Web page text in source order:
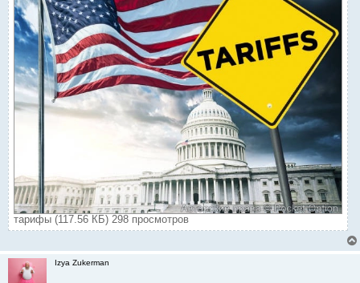
тарифы (117.56 КБ) 298 просмотров
Izya Zukerman